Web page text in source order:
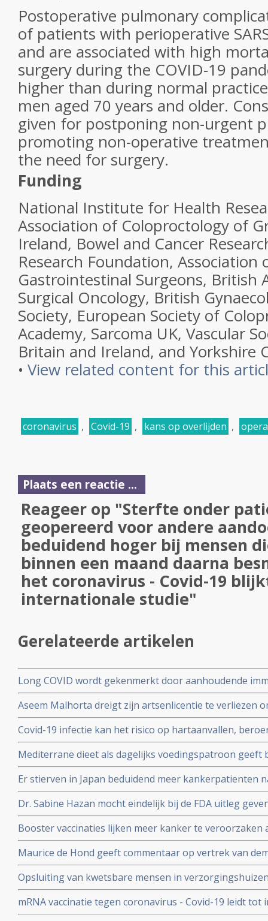
Postoperative pulmonary
of patients with perioperative
and are associated with high
surgery during the COVID-19
higher than during normal
men aged 70 years and older.
given for postponing non-urgent
promoting non-operative
the need for surgery.
Funding
National Institute for Health
Association of Coloproctology of
Ireland, Bowel and Cancer
Research Foundation, Association
Gastrointestinal Surgeons, British
Surgical Oncology, British
Society, European Society of
Academy, Sarcoma UK, Vascular
Britain and Ireland, and Yorkshire
• View related content for this
coronavirus , Covid-19 , kans op overlijden ,
Plaats een reactie ...
Reageer op "Sterfte onder
geopereerd voor andere
beduidend hoger bij mensen
binnen een maand daarna
het coronavirus - Covid-19
internationale studie"
Gerelateerde artikelen
Long COVID wordt gekenmerkt door aanhoudende
cytotoxische CD8+ T-cellen op het SARS-CoV-2 virus
immuunreacties op de herpesvirussen Epstein-Barr-
patienten met aanhoudende Long Covid
Aseem Malhorta dreigt zijn artsenlicentie te verliezen
Covid mRNA vaccins ter discussie stelde in een
jarige leeftijd plotseling overleedt aan een hartaanval
Covid-19 infectie kan het risico op hartaanvallen,
gedurende drie jaar na een infectie verhogen
Mediterrane dieet als dagelijks voedingspatroon geeft
coronavirus - Covid-19 blijkt uit meta analyse van 6
Er stierven in Japan beduidend meer kankerpatienten
vaccinatie in vergelijking met andere jaren
Dr. Sabine Hazan mocht eindelijk bij de FDA uitleg
complementaire middelen en de samenstelling van de
Booster vaccinaties lijken meer kanker te veroorzaken
en waarschuwt voor gebruik van mRNA vaccins als
Maurice de Hond geeft commentaar op vertrek van
Kuipers en verhoor van Fauci in Amerika en weerlegt
genadeloze analyse
Opsluiting van kwetsbare mensen in
de slechtst mogelijke resultaten
mRNA vaccinatie tegen coronavirus - Covid-19 leidt
natuurlijke infectie met Sars-Cov-2 leidt tot langdurige